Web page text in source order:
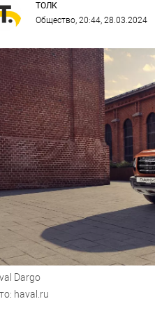
ТОЛК
Общество, 20:44, 28.03.2024
Dargo
haval.ru